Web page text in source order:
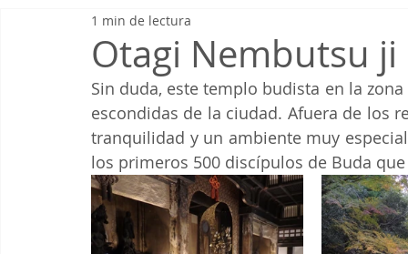
Trenes Hakone
Otagi Nembutsu ji
1 min de lectura
Sin duda, este templo budista en la
escondidas de la ciudad. Afuera de los
tranquilidad y un ambiente muy
los primeros 500 discípulos de Buda